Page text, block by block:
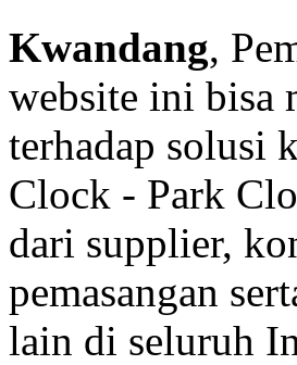
Kwandang,
website ini bisa
terhadap solusi
Clock - Park
dari supplier,
pemasangan
lain di seluruh